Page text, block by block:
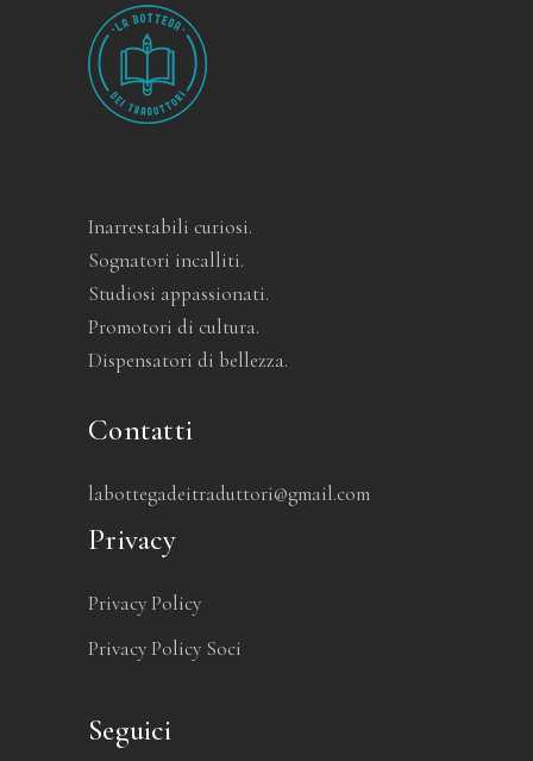
Inarrestabili curiosi.
Sognatori incalliti.
Studiosi appassionati.
Promotori di cultura.
Dispensatori di bellezza.
Contatti
labottegadeitraduttori@gmail.com
Privacy
Privacy Policy
Privacy Policy Soci
Seguici